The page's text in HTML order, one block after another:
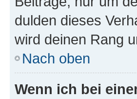
dulden dieses
wird deinen Rang
Nach oben
Wenn ich bei